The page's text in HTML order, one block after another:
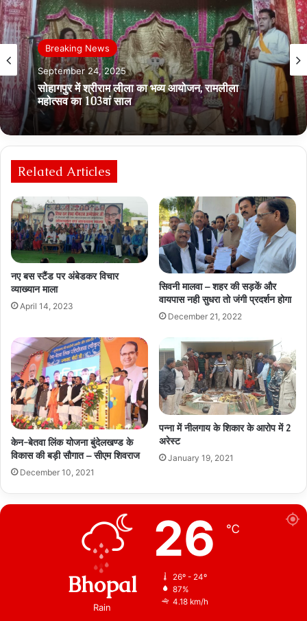
Breaking News
September 24, 2025
सोहागपुर में श्रीराम लीला का भव्य आयोजन, रामलीला
महोत्सव का 103वां साल
Related Articles
नए बस स्टैंड पर अंबेडकर विचार
व्याख्यान माला
April 14, 2023
सिवनी मालवा – शहर की सड़कें और
वायपास नही सुधरा तो जंगी प्रदर्शन होगा
December 21, 2022
केन-बेतवा लिंक योजना बुंदेलखण्ड के
विकास की बड़ी सौगात – सीएम शिवराज
December 10, 2021
पन्ना में नीलगाय के शिकार के आरोप में 2
अरेस्ट
January 19, 2021
Bhopal
Rain
26 ℃
26º - 24º
87%
4.18 km/h